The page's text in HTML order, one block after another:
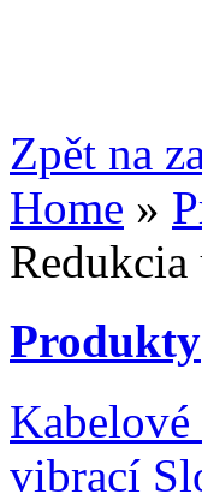
Zpět na
Home »
Produkty
Kabelové
vibrací